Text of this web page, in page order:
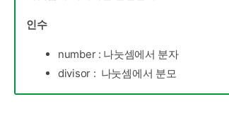
인수
number : 나눗셈에서 분자
divisor : 나눗셈에서 분모